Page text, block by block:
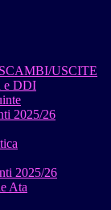
USCITE
e DDI
2025/26
2025/26
Ata